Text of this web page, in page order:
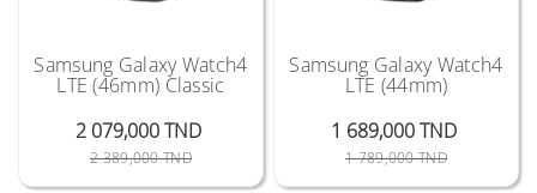
Samsung Galaxy Watch4
LTE (46mm) Classic
2 079,000 TND
2 389,000 TNDPrix Public
Prix
Samsung Galaxy Watch4
LTE (44mm)
1 689,000 TND
1 789,000 TNDPrix Public
Prix